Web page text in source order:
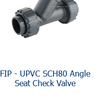
FIP - UPVC SCH80 Angle
Seat Check Valve